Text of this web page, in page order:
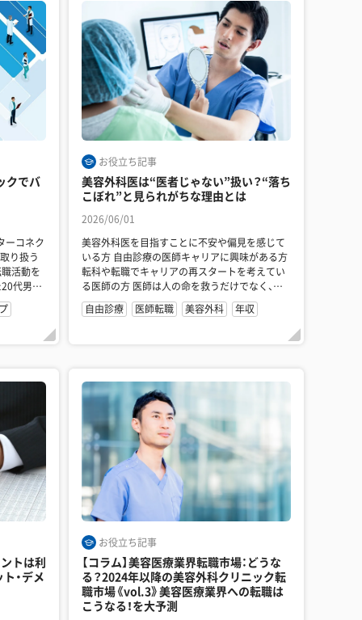
クでバ
り扱う
活動を
代男性
お役立ち記事
美容外科医は“医者じゃない”扱い？“落ち
こぼれ”と見られがちな理由とは
2026/06/01
美容外科医を目指すことに不安や偏見を感じて
いる方 自由診療の医師キャリアに興味がある方
転科や転職でキャリアの再スタートを考えてい
る医師の方 医師は人の命を救うだけでなく、コ
ンプレック...
自由診療 医師転職 美容外科 年収
トは利
・デメ
お役立ち記事
【コラム】美容医療業界転職市場：どうな
る？2024年以降の美容外科クリニック転
職市場《vol.3》美容医療業界への転職は
こうなる！を大予測